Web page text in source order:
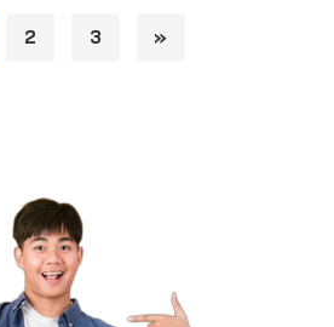
2 3 »